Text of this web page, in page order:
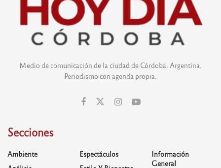
Medio de comunicación de la ciudad de Córdoba, Argentina.
Periodismo con agenda propia.
Secciones
Ambiente
Espectáculos
Información
General